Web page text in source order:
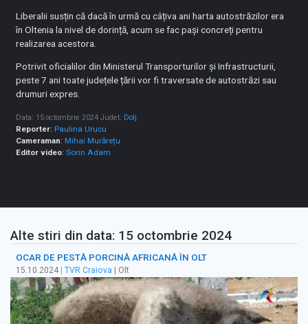
Liberalii susțin că dacă în urmă cu câțiva ani harta autostrăzilor era
în Oltenia la nivel de dorință, acum se fac pași concreți pentru
realizarea acestora.
Potrivit oficialilor din Ministerul Transporturilor și Infrastructurii,
peste 7 ani toate județele țării vor fi traversate de autostrăzi sau
drumuri expres.
Data: 15 octombrie 2024 Judet: Dolj
Reporter: Paulina Urucu
Cameraman: Mihai Murărețu
Editor video:Sorin Adam
Alte stiri din data: 15 octombrie 2024
OCAR DE PESTĂ PORCINĂ AFRICANĂ ÎN OLT
15.10.2024 TVR Craiova | Olt